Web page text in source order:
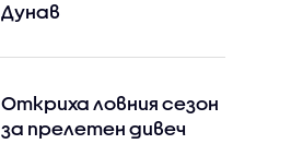
Дунав
Откриха ловния сезон
за прелетен дивеч